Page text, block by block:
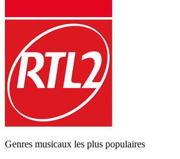
Genres musicaux les plus populaires